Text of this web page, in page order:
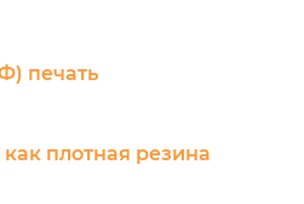
печать
плотная резина